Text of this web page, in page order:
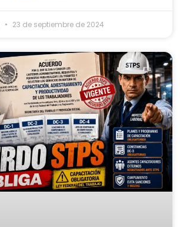
23 de septiembre de 2024